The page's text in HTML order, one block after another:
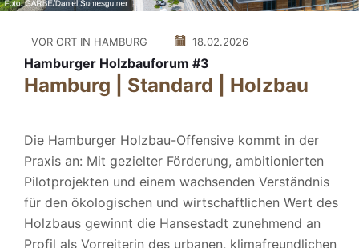
VOR ORT IN HAMBURG 18.02.2026
Hamburger Holzbauforum #3
Hamburg | Standard | Holzbau
Die Hamburger Holzbau-Offensive kommt in der
Praxis an: Mit gezielter Förderung, ambitionierten
Pilotprojekten und einem wachsenden Verständnis
für den ökologischen und wirtschaftlichen Wert des
Holzbaus gewinnt die Hansestadt zunehmend an
Profil als Vorreiterin des urbanen, klimafreundlichen